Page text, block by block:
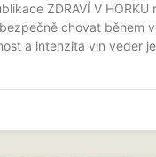
ZDRAVÍ V HORKU
chovat během
a intenzita vln veder